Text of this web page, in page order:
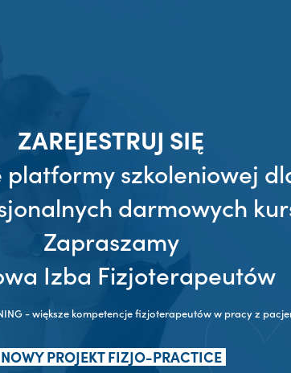
ZAREJESTRUJ SIĘ
platformy szkoleniowej
darmowych
Zapraszamy
Izba Fizjoterapeutów
- większe kompetencje fizjoterapeutów w pracy z
NOWY PROJEKT FIZJO-PRACTICE